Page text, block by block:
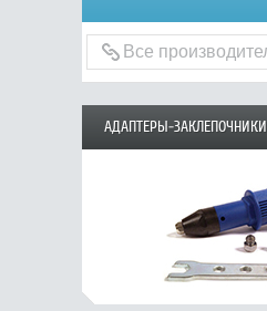
АДАПТЕРЫ-ЗАКЛЕПОЧНИКИ